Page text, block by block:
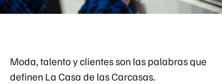
Moda, talento y clientes son las palabras que
definen La Casa de las Carcasas.